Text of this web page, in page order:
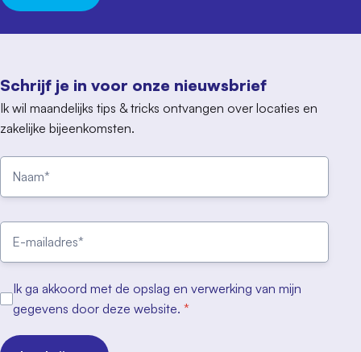
Schrijf je in voor onze nieuwsbrief
Ik wil maandelijks tips & tricks ontvangen over locaties en
zakelijke bijeenkomsten.
Ik ga akkoord met de opslag en verwerking van mijn
gegevens door deze website. *